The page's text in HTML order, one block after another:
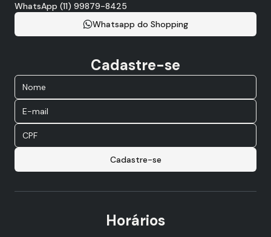
WhatsApp (11) 99879-8425
Whatsapp do Shopping
Cadastre-se
Cadastre-se
Horários